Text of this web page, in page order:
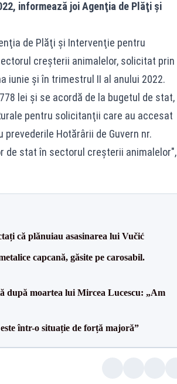
informează joi Agenţia de Plăţi şi
de Plăţi şi Intervenţie pentru
creşterii animalelor, solicitat prin
iunie şi în trimestrul II al anului 2022.
lei şi se acordă de la bugetul de stat,
pentru solicitanţii care au accesat
Hotărârii de Guvern nr.
de stat în sectorul creşterii animalelor",
că plănuiau asasinarea lui Vučić
capcană, găsite pe carosabil.
după moartea lui Mircea Lucescu: „Am
într-o situație de forță majoră”